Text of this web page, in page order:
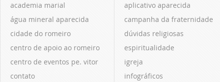
academia marial
água mineral aparecida
cidade do romeiro
centro de apoio ao romeiro
centro de eventos pe. vitor
contato
aplicativo aparecida
campanha da fraternidade
dúvidas religiosas
espiritualidade
igreja
infográficos